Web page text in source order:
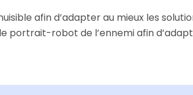
afin d’adapter au mieux les
portrait-robot de l’ennemi afin